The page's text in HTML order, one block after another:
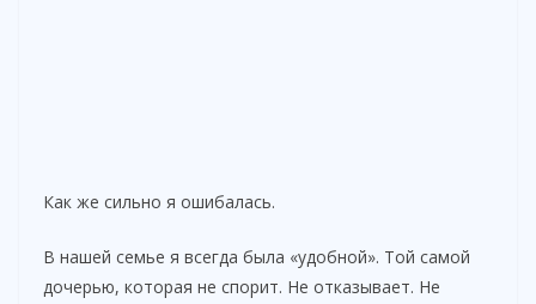
Как же сильно я ошибалась.
В нашей семье я всегда была «удобной». Той самой
дочерью, которая не спорит. Не отказывает. Не